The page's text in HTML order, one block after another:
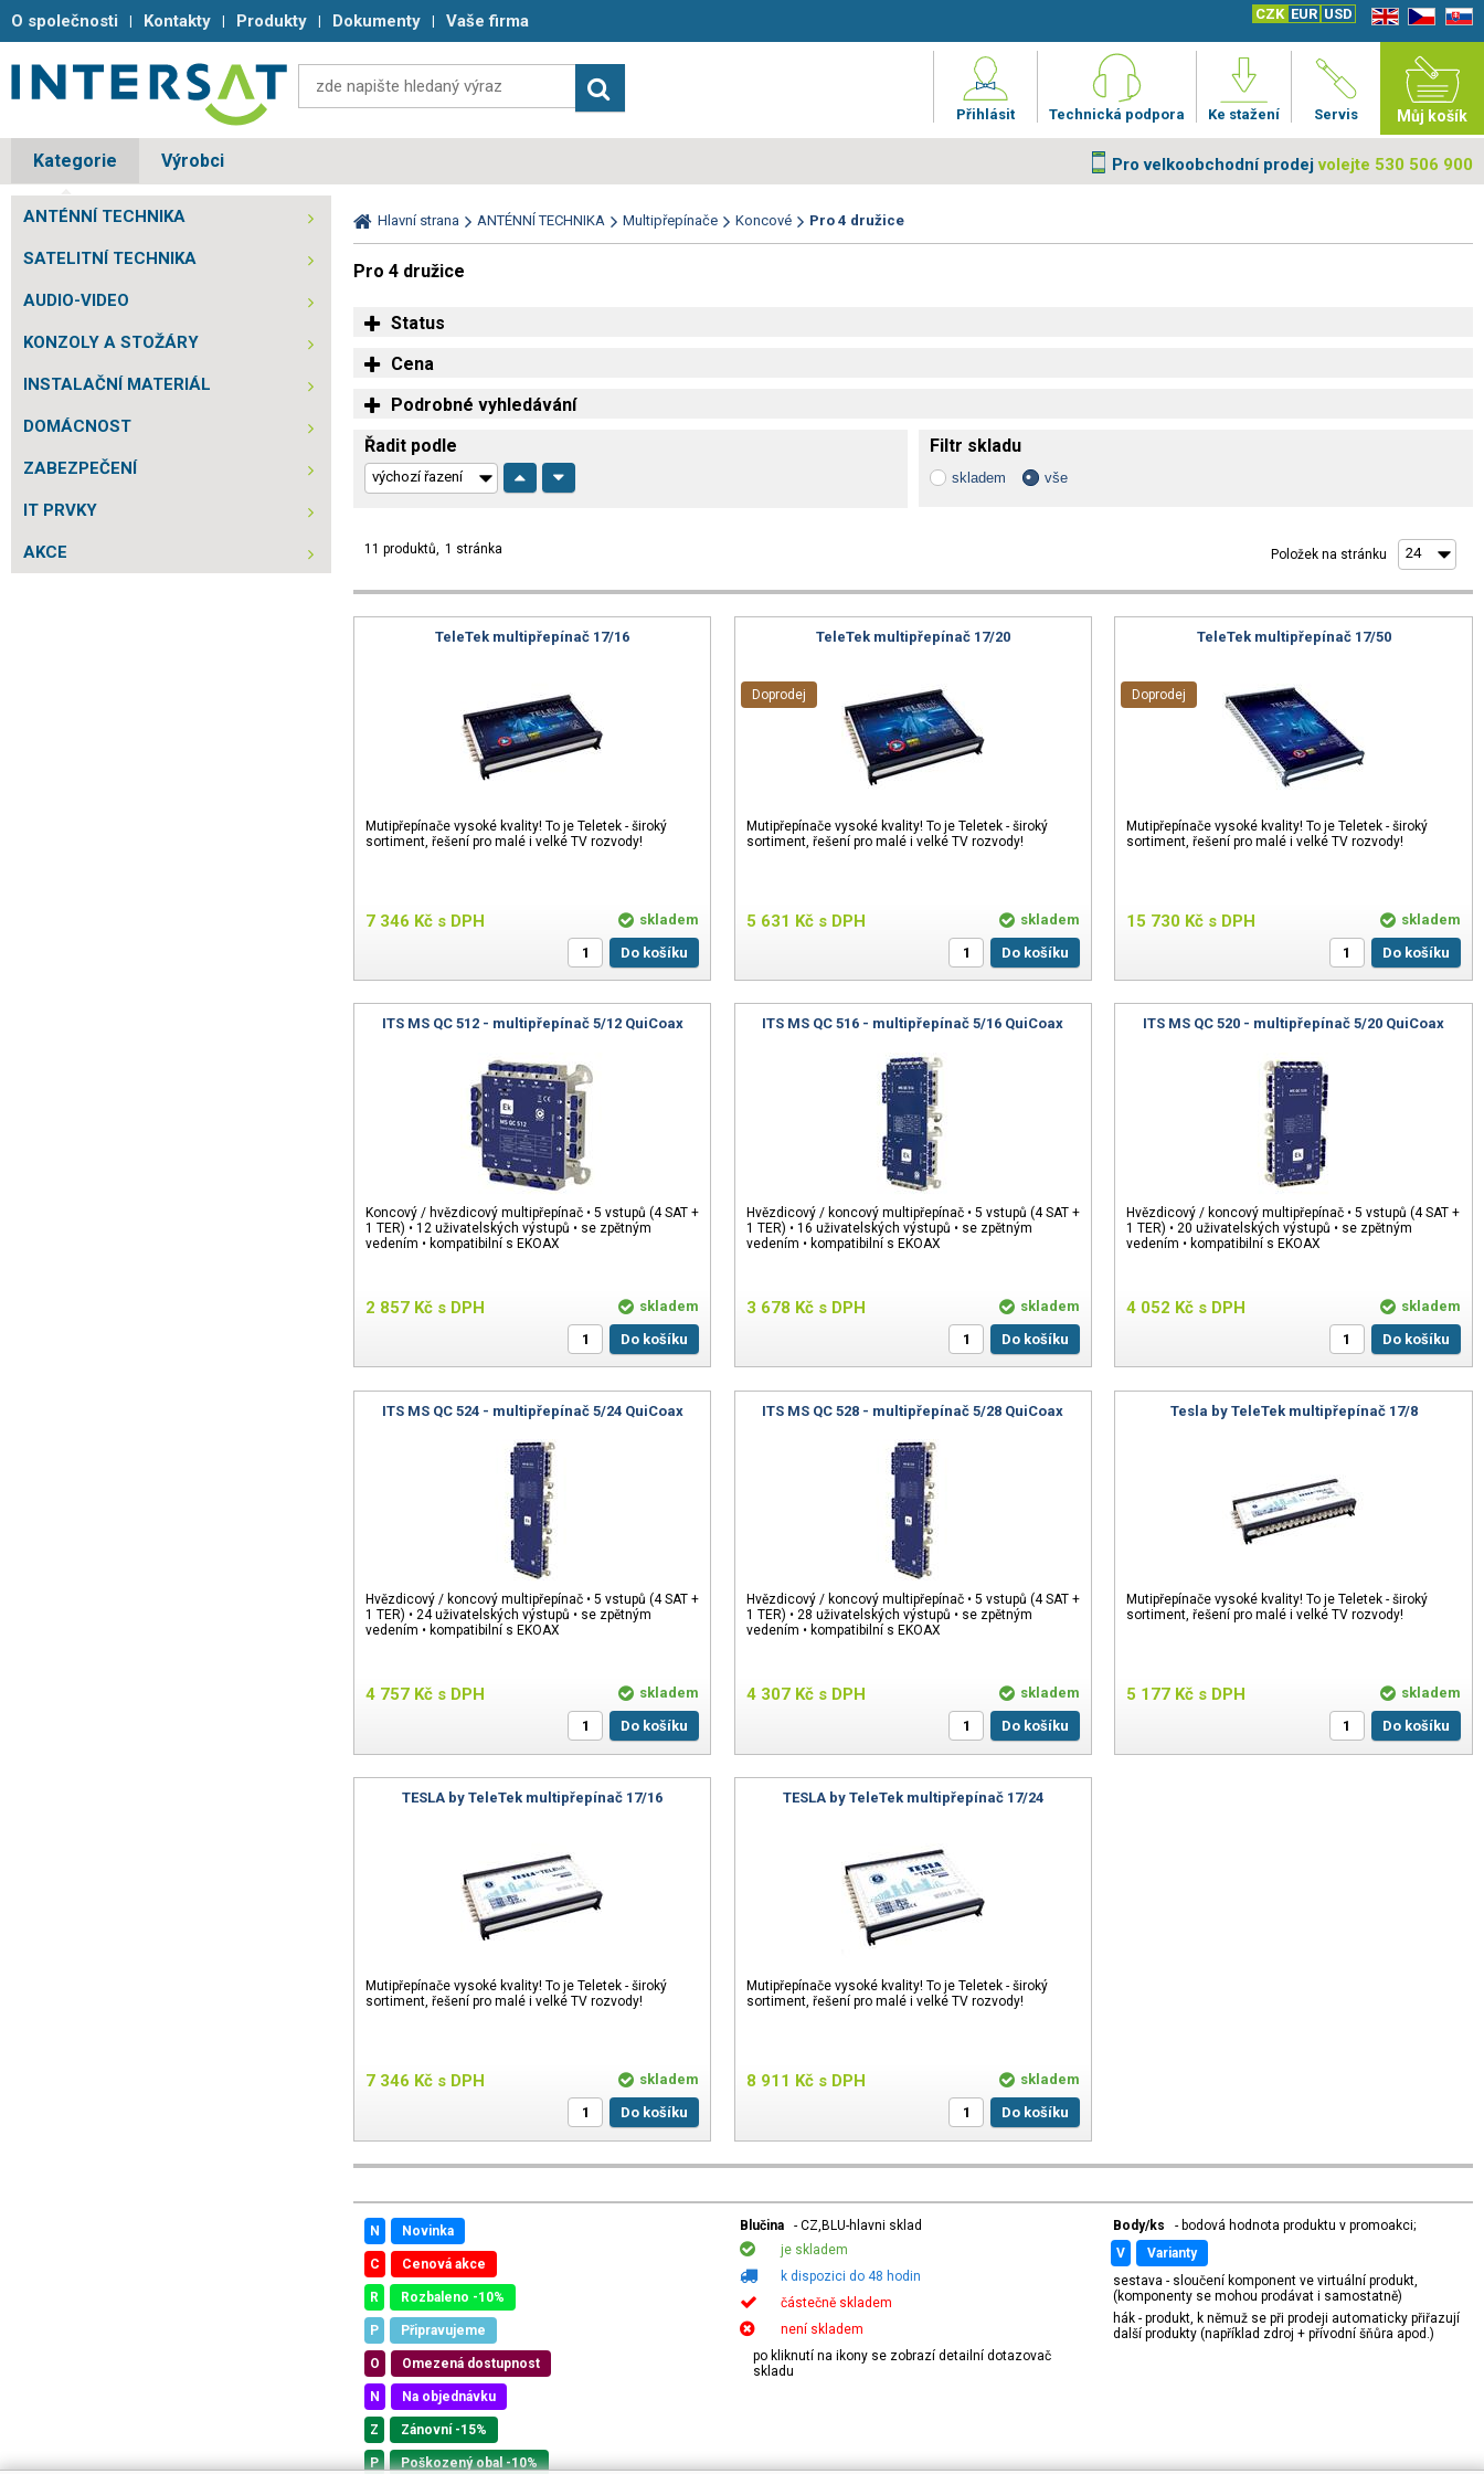
O společnosti Kontakty Produkty Dokumenty Vaše firma EN CZ SK
CZK EUR USD
Můj košík
Servis
Ke stažení
Technická podpora
Přihlásit
Kategorie Výrobci Pro velkoobchodní prodejvolejte 530 506 900
ANTÉNNÍ TECHNIKA
SATELITNÍ TECHNIKA
AUDIO-VIDEO
KONZOLY A STOŽÁRY
INSTALAČNÍ MATERIÁL
DOMÁCNOST
ZABEZPEČENÍ
IT PRVKY
AKCE
Hlavní strana ANTÉNNÍ TECHNIKA Multipřepínače Koncové Pro 4 družice
Pro 4 družice
Status
Cena
Podrobné vyhledávání
Řadit podle
Filtr skladu
skladem vše
11 produktů 1 stránka Položek na stránku
TeleTek multipřepínač 17/16
Mutipřepínače vysoké kvality! To je Teletek - široký
sortiment, řešení pro malé i velké TV rozvody!
7 346 Kč s DPH
skladem
Do košíku
TeleTek multipřepínač 17/20
Mutipřepínače vysoké kvality! To je Teletek - široký
sortiment, řešení pro malé i velké TV rozvody!
5 631 Kč s DPH
Doprodej
skladem
Do košíku
TeleTek multipřepínač 17/50
Mutipřepínače vysoké kvality! To je Teletek - široký
sortiment, řešení pro malé i velké TV rozvody!
15 730 Kč s DPH
Doprodej
skladem
Do košíku
ITS MS QC 512 - multipřepínač 5/12 QuiCoax
Koncový / hvězdicový multipřepínač • 5 vstupů (4 SAT +
1 TER) • 12 uživatelských výstupů • se zpětným
vedením • kompatibilní s EKOAX
2 857 Kč s DPH
skladem
Do košíku
ITS MS QC 516 - multipřepínač 5/16 QuiCoax
Hvězdicový / koncový multipřepínač • 5 vstupů (4 SAT +
1 TER) • 16 uživatelských výstupů • se zpětným
vedením • kompatibilní s EKOAX
3 678 Kč s DPH
skladem
Do košíku
ITS MS QC 520 - multipřepínač 5/20 QuiCoax
Hvězdicový / koncový multipřepínač • 5 vstupů (4 SAT +
1 TER) • 20 uživatelských výstupů • se zpětným
vedením • kompatibilní s EKOAX
4 052 Kč s DPH
skladem
Do košíku
ITS MS QC 524 - multipřepínač 5/24 QuiCoax
Hvězdicový / koncový multipřepínač • 5 vstupů (4 SAT +
1 TER) • 24 uživatelských výstupů • se zpětným
vedením • kompatibilní s EKOAX
4 757 Kč s DPH
skladem
Do košíku
ITS MS QC 528 - multipřepínač 5/28 QuiCoax
Hvězdicový / koncový multipřepínač • 5 vstupů (4 SAT +
1 TER) • 28 uživatelských výstupů • se zpětným
vedením • kompatibilní s EKOAX
4 307Kč s DPH
skladem
Do košíku
Tesla by TeleTek multipřepínač 17/8
Mutipřepínače vysoké kvality! To je Teletek - široký
sortiment, řešení pro malé i velké TV rozvody!
5 177 Kč s DPH
skladem
Do košíku
TESLA by TeleTek multipřepínač 17/16
Mutipřepínače vysoké kvality! To je Teletek - široký
sortiment, řešení pro malé i velké TV rozvody!
7 346 Kč s DPH
skladem
Do košíku
TESLA by TeleTek multipřepínač 17/24
Mutipřepínače vysoké kvality! To je Teletek - široký
sortiment, řešení pro malé i velké TV rozvody!
8 911 Kč s DPH
skladem
Do košíku
N Novinka
C Cenová akce
R Rozbaleno -10%
P Připravujeme
O Omezená dostupnost
N Na objednávku
Z Zánovní -15%
P Poškozený obal -10%
Blučina
- CZ,BLU-hlavni sklad
je skladem
k dispozici do 48 hodin
částečně skladem
není skladem
po kliknutí na ikony se zobrazí detailní dotazovač
skladu
Body/ks
- bodová hodnota produktu v promoakci;
v
varianty
sestava - sloučení komponent ve virtuální produkt,
(komponenty se mohou prodávat i samostatně)
hák - produkt, k němuž se při prodeji automaticky přiřazují
další produkty (například zdroj + přívodní šňůra apod.)